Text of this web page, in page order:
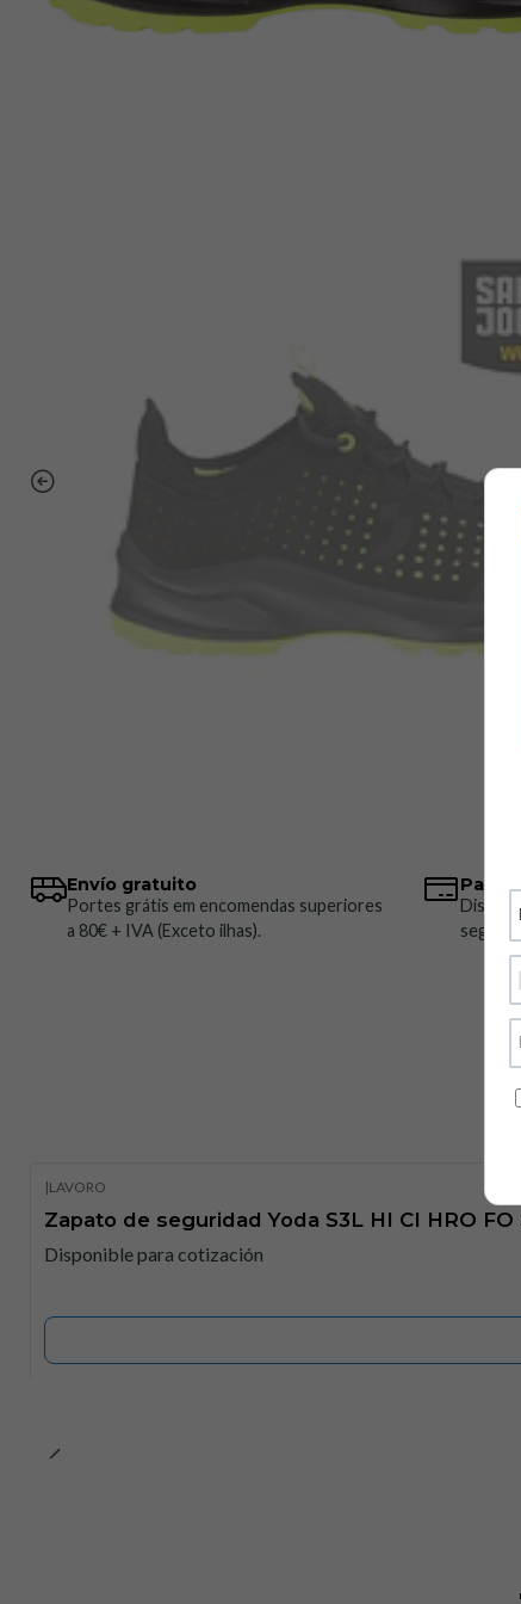
Envío gratuito
Portes grátis em encomendas superiores
a 80€ + IVA (Exceto ilhas).
seguros.
|LAVORO
Zapato de seguridad Yoda S3L HI CI HRO FO
Disponible para cotización